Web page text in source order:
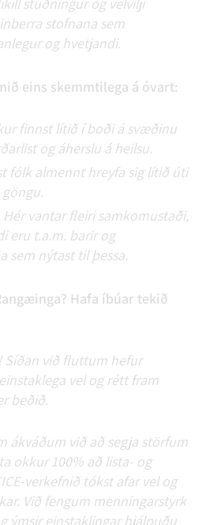
stofnana sem
og hvetjandi.
eins skemmtilega á óvart:
finnst lítið í boði á svæðinu
og áherslu á heilsu.
fólk almennt hreyfa sig lítið úti
Hér vantar fleiri samkomustaði,
eru t.a.m. barir og
sem nýtast til þessa.
Hafa íbúar tekið
Síðan við fluttum hefur
vel og rétt fram
beðið.
ákváðum við að segja störfum
okkur 100% að lista- og
verkefnið tókst afar vel og
Við fengum menningarstyrk
ýmsir einstaklingar hjálpuðu